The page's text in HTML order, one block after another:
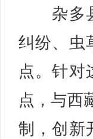
杂多县
纠纷、虫
点。针对
点，与西
制，创新